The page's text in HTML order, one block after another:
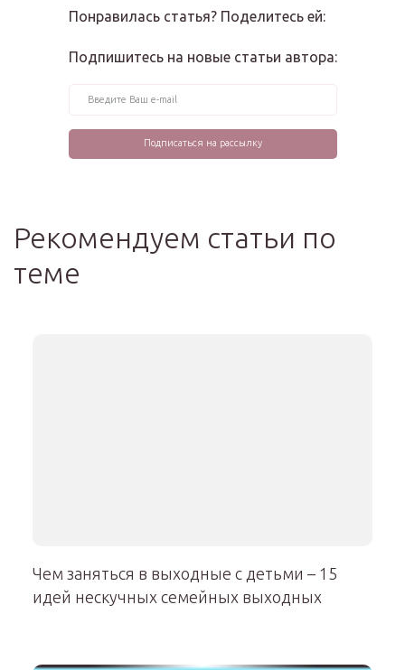
Понравилась статья? Поделитесь ей:
Подпишитесь на новые статьи автора:
Рекомендуем статьи по
теме
Чем заняться в выходные с детьми – 15
идей нескучных семейных выходных